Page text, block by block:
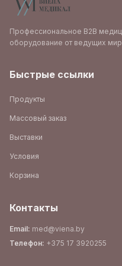
Профессиональное B2B
оборудование от ведущих
Быстрые ссылки
Продукты
Массовый заказ
Выставки
Условия
Корзина
Контакты
Email: med@viena.by
Телефон: +375 17 3920255